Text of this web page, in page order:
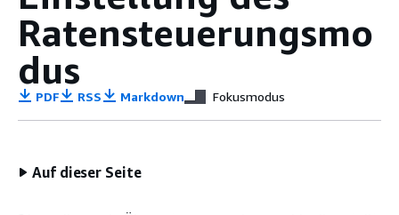
Ratensteuerungsmo
dus
PDF RSS Markdown Fokusmodus
Auf dieser Seite